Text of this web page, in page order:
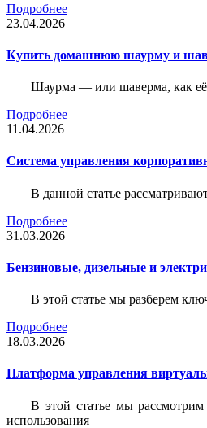
Подробнее
23.04.2026
Купить домашнюю шаурму и
Шаурма — или шаверма, как
Подробнее
11.04.2026
Система управления
В данной статье
Подробнее
31.03.2026
Бензиновые, дизельные и
В этой статье мы разберем
Подробнее
18.03.2026
Платформа управления
В этой статье мы
использования